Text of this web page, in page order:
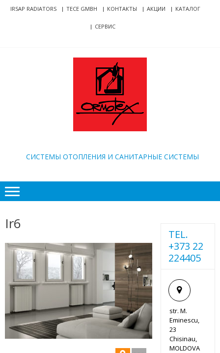
Skip
SkipIRSAP RADIATORS TECE GMBH КОНТАКТЫ АКЦИИ КАТАЛОГ
СЕРВИС
CИСТЕМЫ ОТОПЛЕНИЯ И САНИТАРНЫЕ СИСТЕМЫ
Ir6
TEL.
+373 22
224405
str. M.
Eminescu,
23
Chisinau,
MOLDOVA